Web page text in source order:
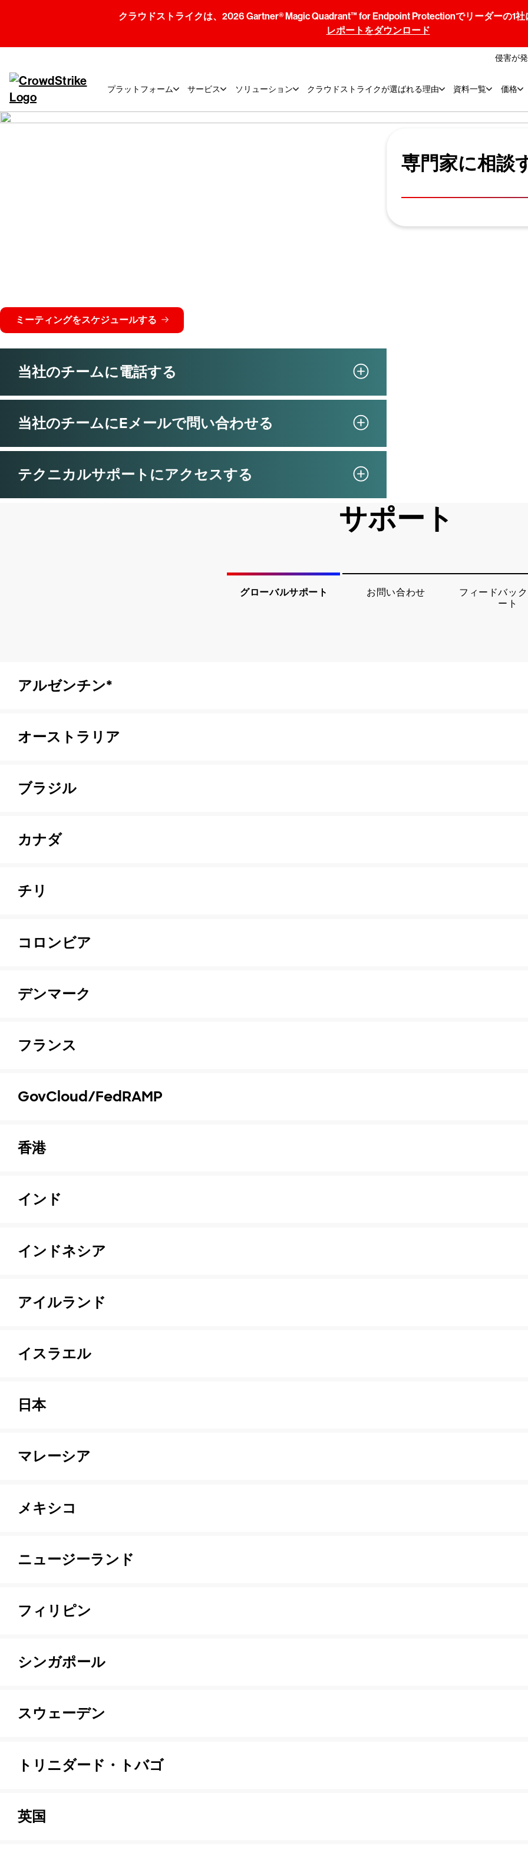
クラウドストライクは、2026 Gartner® Magic Quadrant™ for Endpoint Protectionでリーダーの1
レポートをダウンロード
侵害が
プラットフォーム サービス ソリューション クラウドストライクが選ばれる理由 資料一覧 価格
ミーティングをスケジュールする
当社のチームに電話する
当社のチームにEメールで問い合わせる
テクニカルサポートにアクセスする
専門家に相談
サポート
グローバルサポート お問い合わせ
フィードバッ
ート
アルゼンチン*
オーストラリア
ブラジル
カナダ
チリ
コロンビア
デンマーク
フランス
GovCloud/FedRAMP
香港
インド
インドネシア
アイルランド
イスラエル
日本
マレーシア
メキシコ
ニュージーランド
フィリピン
シンガポール
スウェーデン
トリニダード・トバゴ
英国